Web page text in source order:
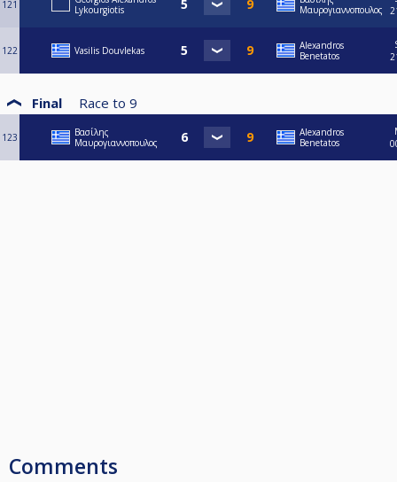
121
Lykourgiotis
Μαυρογιαννοπουλος
122 Vasilis Douvlekas
Alexandros
Benetatos
Final Race to 9
123
Βασίλης
Μαυρογιαννοπουλος
Alexandros
Benetatos
Comments